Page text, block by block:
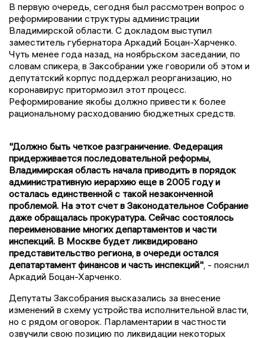
В первую очередь, сегодня был рассмотрен вопрос о
реформировании структуры администрации
Владимирской области. С докладом выступил
заместитель губернатора Аркадий Боцан-Харченко.
Чуть менее года назад, на ноябрьском заседании, по
словам спикера, в Заксобрании уже говорили об этом и
депутатский корпус поддержал реорганизацию, но
коронавирус притормозил этот процесс.
Реформирование якобы должно привести к более
рациональному расходованию бюджетных средств.
"Должно быть четкое разграничение. Федерация
придерживается последовательной реформы,
Владимирская область начала приводить в порядок
административную иерархию еще в 2005 году и
осталась единственной с такой незаконченной
проблемой. На этот счет в Законодательное Собрание
даже обращалась прокуратура. Сейчас состоялось
переименование многих департаментов и части
инспекций. В Москве будет ликвидировано
представительство региона, в очереди остался
депатартамент финансов и часть инспекций", - пояснил
Аркадий Боцан-Харченко.
Депутаты Заксобрания высказались за внесение
изменений в схему устройства исполнительной власти,
но с рядом оговорок. Парламентарии в частности
озвучили свою позицию по ликвидации некоторых